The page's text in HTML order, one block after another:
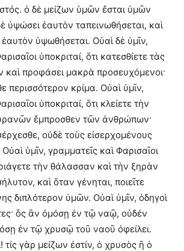
ὁ δὲ μείζων ὑμῶν ἔσται ὑμῶν
ὑψώσει ἑαυτὸν ταπεινωθήσεται, καὶ
ἑαυτὸν ὑψωθήσεται. Οὐαὶ δὲ ὑμῖν,
ὑποκριταί, ὅτι κατεσθίετε τὰς
καὶ προφάσει μακρὰ προσευχόμενοι·
περισσότερον κρίμα. Οὐαὶ ὑμῖν,
ὑποκριταί, ὅτι κλείετε τὴν
ἔμπροσθεν τῶν ἀνθρώπων·
οὐδὲ τοὺς εἰσερχομένους
Οὐαὶ ὑμῖν, γραμματεῖς καὶ Φαρισαῖοι
τὴν θάλασσαν καὶ τὴν ξηρὰν
καὶ ὅταν γένηται, ποιεῖτε
διπλότερον ὑμῶν. Οὐαὶ ὑμῖν, ὁδηγοὶ
ὃς ἂν ὀμόσῃ ἐν τῷ ναῷ, οὐδέν
ἐν τῷ χρυσῷ τοῦ ναοῦ ὀφείλει.
τίς γὰρ μείζων ἐστίν, ὁ χρυσὸς ἢ ὁ